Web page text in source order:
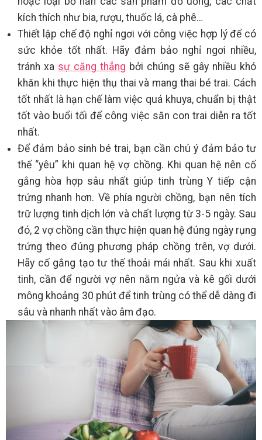
kích thích như bia, rượu, thuốc lá, cà phê…
Thiết lập chế độ nghỉ ngơi với công việc hợp lý để có
sức khỏe tốt nhất. Hãy đảm bảo nghỉ ngơi nhiều,
tránh xa sự căng thẳng bởi chúng sẽ gây nhiều khó
khăn khi thực hiện thụ thai và mang thai bé trai. Cách
tốt nhất là hạn chế làm việc quá khuya, chuẩn bị thật
tốt vào buổi tối để công việc săn con trai diễn ra tốt
nhất.
Để đảm bảo sinh bé trai, bạn cần chú ý đảm bảo tư
thế “yêu” khi quan hệ vợ chồng. Khi quan hệ nên cố
gắng hòa hợp sâu nhất giúp tinh trùng Y tiếp cận
trứng nhanh hơn. Về phía người chồng, bạn nên tích
trữ lượng tinh dịch lớn và chất lượng từ 3-5 ngày. Sau
đó, 2 vợ chồng cần thực hiện quan hệ đúng ngày rụng
trứng theo đúng phương pháp chồng trên, vợ dưới.
Hãy cố gắng tạo tư thế thoải mái nhất. Sau khi xuất
tinh, cần để người vợ nên nằm ngửa và kê gối dưới
mông khoảng 30 phút để tinh trùng có thể dễ dàng đi
sâu và nhanh nhất vào âm đạo.